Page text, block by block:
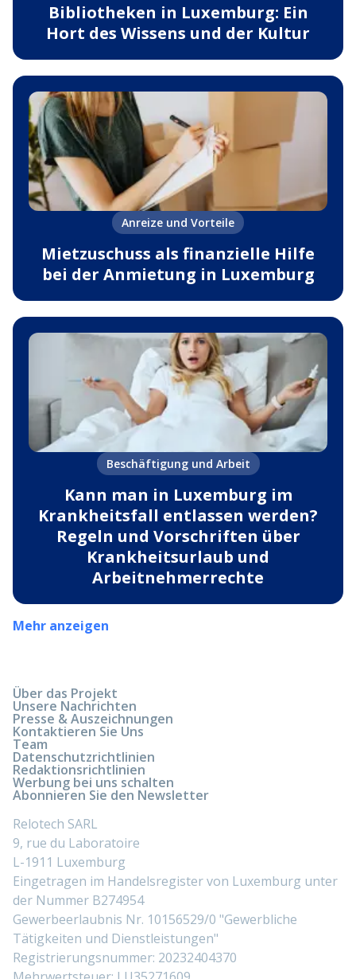
Bibliotheken in Luxemburg: Ein
Hort des Wissens und der Kultur
Anreize und Vorteile
Mietzuschuss als finanzielle Hilfe
bei der Anmietung in Luxemburg
Beschäftigung und Arbeit
Kann man in Luxemburg im
Krankheitsfall entlassen werden?
Regeln und Vorschriften über
Krankheitsurlaub und
Arbeitnehmerrechte
Mehr anzeigen
Über das Projekt
Unsere Nachrichten
Presse & Auszeichnungen
Kontaktieren Sie Uns
Team
Datenschutzrichtlinien
Redaktionsrichtlinien
Werbung bei uns schalten
Abonnieren Sie den Newsletter
Relotech SARL
9, rue du Laboratoire
L-1911 Luxemburg
Eingetragen im Handelsregister von Luxemburg unter
der Nummer B274954
Gewerbeerlaubnis Nr. 10156529/0 "Gewerbliche
Tätigkeiten und Dienstleistungen"
Registrierungsnummer: 20232404370